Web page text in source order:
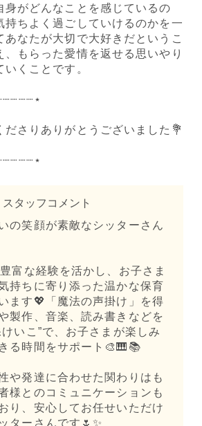
身がどんなことを感じているの
持ちよく過ごしていけるのかを一
あなたが大切で大好きだというこ
、もらった愛情を返せる思いやり
くことです。
ださりありがとうございました💐
スタッフコメント
の笑顔が素敵なシッターさん
富な経験を活かし、お子さま
持ちに寄り添った温かな保育
ます💖「魔法の声掛け」を得
製作、音楽、読み書きなどを
いこ”で、お子さまが楽しみ
る時間をサポート🎨🎹📚
や発達に合わせた関わりはも
様とのコミュニケーションも
り、安心してお任せいただけ
ターさんです🌷✨